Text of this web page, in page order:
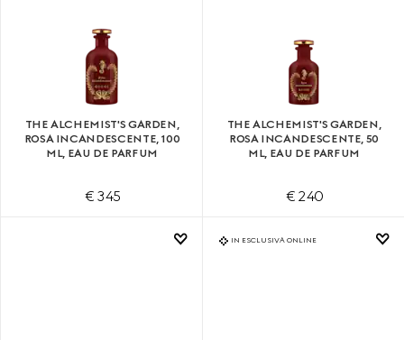
THE ALCHEMIST'S GARDEN,
ROSA INCANDESCENTE, 100
ML, EAU DE PARFUM
€ 345
THE ALCHEMIST'S GARDEN,
ROSA INCANDESCENTE, 50
ML, EAU DE PARFUM
€ 240
IN ESCLUSIVA ONLINE